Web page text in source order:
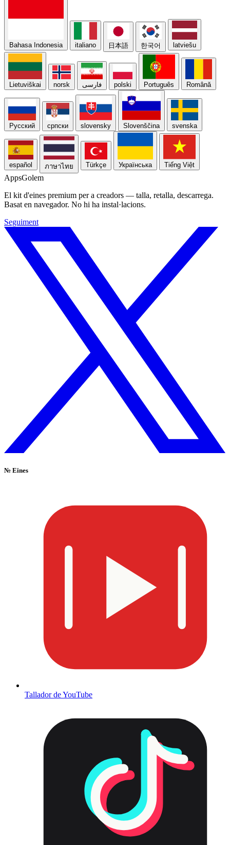
Bahasa Indonesia italiano 日本語 한국어 latviešu
Lietuviškai norsk فارسی polski Português Română
Русский српски slovensky Slovenščina svenska
español ภาษาไทย Türkçe Українська Tiếng Việt
AppsGolem
El kit d'eines premium per a creadors — talla, retalla, descarrega.
Basat en navegador. No hi ha instal·lacions.
Seguiment
№ Eines
Tallador de YouTube